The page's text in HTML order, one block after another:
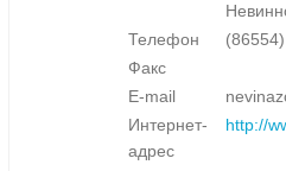
Телефон
Факс
E-mail
Интернет-
адрес
http://